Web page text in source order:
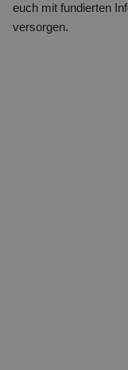
euch mit fundierten
versorgen.